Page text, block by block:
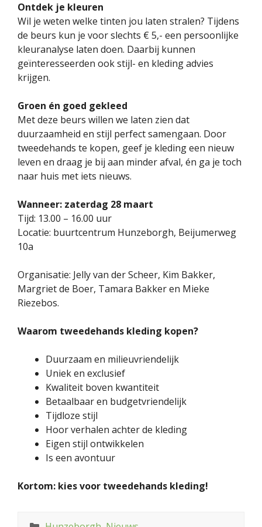
Ontdek je kleuren
Wil je weten welke tinten jou laten stralen? Tijdens
de beurs kun je voor slechts € 5,- een persoonlijke
kleuranalyse laten doen. Daarbij kunnen
geïnteresseerden ook stijl- en kleding advies
krijgen.
Groen én goed gekleed
Met deze beurs willen we laten zien dat
duurzaamheid en stijl perfect samengaan. Door
tweedehands te kopen, geef je kleding een nieuw
leven en draag je bij aan minder afval, én ga je toch
naar huis met iets nieuws.
Wanneer: zaterdag 28 maart
Tijd: 13.00 – 16.00 uur
Locatie: buurtcentrum Hunzeborgh, Beijumerweg
10a
Organisatie: Jelly van der Scheer, Kim Bakker,
Margriet de Boer, Tamara Bakker en Mieke
Riezebos.
Waarom tweedehands kleding kopen?
Duurzaam en milieuvriendelijk
Uniek en exclusief
Kwaliteit boven kwantiteit
Betaalbaar en budgetvriendelijk
Tijdloze stijl
Hoor verhalen achter de kleding
Eigen stijl ontwikkelen
Is een avontuur
Kortom: kies voor tweedehands kleding!